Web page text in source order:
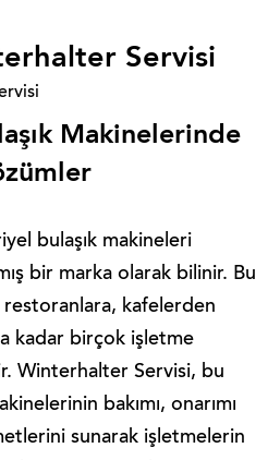
Servisi
Makinelerinde
bulaşık makineleri
bir marka olarak bilinir. Bu
kafelerden
kadar birçok işletme
Winterhalter Servisi, bu
bakımı, onarımı
sunarak işletmelerin